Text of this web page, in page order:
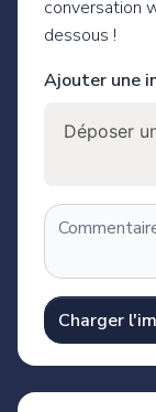
conversation
dessous !
Ajouter une
Déposer
Charger